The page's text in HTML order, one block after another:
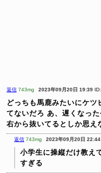
返信 743mg 2023年09月20日 19:39
どっちも馬鹿みたいにケ
てないだろ あ、遅くなっ
右から抜いてるとしか思え
返信 743mg 2023年09月20日 22:44
小学生に操縦だけ教え
すぎる